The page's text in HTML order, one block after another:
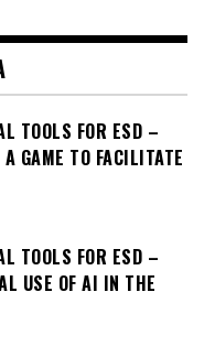
TOOLS FOR ESD –
GAME TO FACILITATE
TOOLS FOR ESD –
USE OF AI IN THE